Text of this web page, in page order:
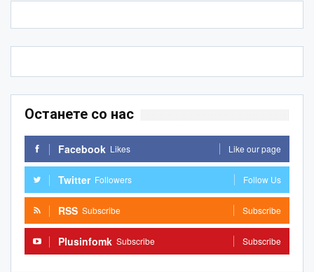
Останете со нас
Facebook Likes Like our page
Twitter Followers Follow Us
RSS Subscribe Subscribe
Plusinfomk Subscribe Subscribe